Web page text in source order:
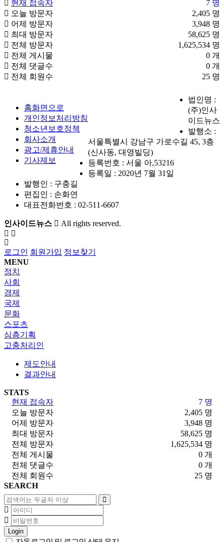
현재 접속자
7 명
오늘 방문자
2,405 명
어제 방문자
3,948 명
최대 방문자
58,625 명
전체 방문자
1,625,534 명
전체 게시물
0 개
전체 댓글수
0 개
전체 회원수
25 명
홈화면으로
개인정보처리방침
청소년보호정책
회사소개
광고/제휴안내
기사제보
법인명 :
(주)인사
이드뉴스
발행소 :
서울특별시 강남구 가로수길 45, 3층
(신사동, 대영빌딩)
등록번호 : 서울 아,53216
등록일 : 2020년 7월 31일
발행인 : 구충길
편집인 : 손화연
대표전화번호 : 02-511-6607
인사이드뉴스 All rights reserved.
로그인 회원가입 정보찾기
MENU
정치
사회
경제
국제
문화
스포츠
심층기획
고충처리인
제도안내
결과안내
STATS
7 명
현재 접속자
2,405 명
오늘 방문자
3,948 명
어제 방문자
58,625 명
최대 방문자
1,625,534 명
전체 방문자
0 개
전체 게시물
0 개
전체 댓글수
25 명
전체 회원수
SEARCH
Login